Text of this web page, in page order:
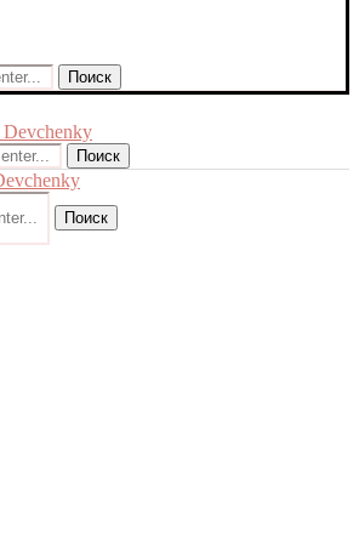
Поиск
Поиск
Поиск